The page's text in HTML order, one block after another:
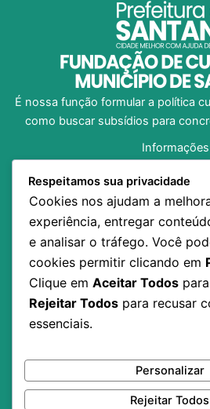
É nossa função formular a política
como buscar subsídios para
Informações
Av. Dom Pedro I, no 1312, Bairro
Santana/AP
(96) 98138-
Horário de Funcionamento:
Inicio
A Fundação
Notícias
Editais
Transparência
Respeitamos sua privacidade
Cookies nos ajudam a
experiência, entregar
e analisar o tráfego. Você
cookies permitir clicando em
Clique em Aceitar Todos
Rejeitar Todos para recusar
essenciais.
Personalizar
Rejeitar Todos